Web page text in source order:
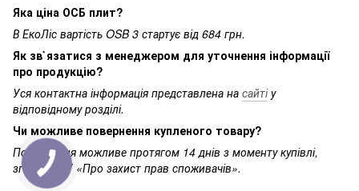
Яка ціна ОСБ плит?
В ЕкоЛіс вартість OSB 3 стартує від 684 грн.
Як зв`язатися з менеджером для уточнення інформації
про продукцію?
Уся контактна інформація представлена на сайтіу
відповідному розділі.
Чи можливе повернення купленого товару?
Повернення можливе протягом 14 днів з моменту купівлі,
згідно із ЗУ «Про захист прав споживачів».